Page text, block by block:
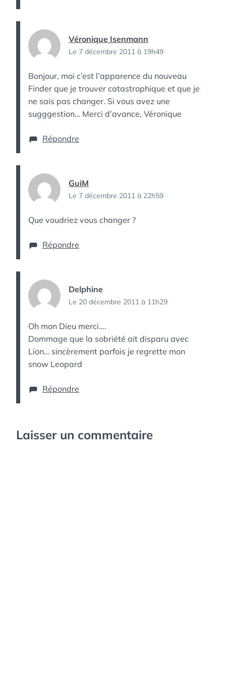
Véronique Isenmann
Le 7 décembre 2011 à 19h49
Bonjour, moi c’est l’apparence du nouveau
Finder que je trouver catastrophique et que je
ne sais pas changer. Si vous avez une
sugggestion… Merci d’avance, Véronique
Répondre
GuiM
Le 7 décembre 2011 à 22h59
Que voudriez vous changer ?
Répondre
Delphine
Le 20 décembre 2011 à 11h29
Oh mon Dieu merci….
Dommage que la sobriété ait disparu avec
Lion… sincèrement parfois je regrette mon
snow Leopard
Répondre
Laisser un commentaire